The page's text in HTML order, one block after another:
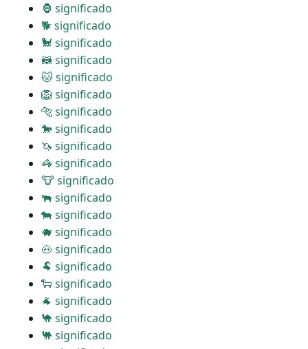
🦍 significado
🐕 significado
🐩 significado
🦝 significado
🐱 significado
🦁 significado
🐅 significado
🐎 significado
🦄 significado
🦓 significado
🐮 significado
🐃 significado
🐄 significado
🐗 significado
🐽 significado
🐏 significado
🐑 significado
🐐 significado
🐪 significado
🐫 significado